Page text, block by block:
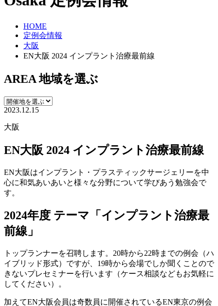
HOME
定例会情報
大阪
EN大阪 2024 インプラント治療最前線
AREA 地域を選ぶ
2023.12.15
大阪
EN大阪 2024 インプラント治療最前線
EN大阪はインプラント・プラスティックサージェリーを中
心に和気あいあいと様々な分野について学びあう勉強会で
す。
2024年度 テーマ「インプラント治療最
前線」
トップランナーを召聘します。20時から22時までの例会（ハ
イブリッド形式）ですが、19時から会場でしか聞くことので
きないプレセミナーを行います（ケース相談などもお気軽に
してください）。
加えてEN大阪会員は奇数員に開催されているEN東京の例会